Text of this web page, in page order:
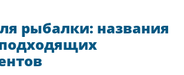
рыбалки: названия